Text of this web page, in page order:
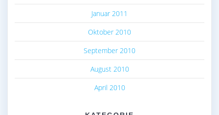
Januar 2011
Oktober 2010
September 2010
August 2010
April 2010